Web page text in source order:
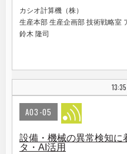
カシオ計算機（株）
生産本部 生産企画部 技術戦略室
鈴木 隆司
13:35
A03-05
設備・機械の異常検知に
タ・AI活用